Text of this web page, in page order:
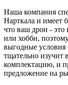
Наша компания
Нарткала и имеет
что ваш дрон -
или хобби,
выгодные условия
тщательно изучит
комплектацию, и
предложение на